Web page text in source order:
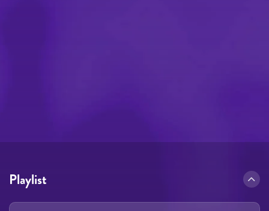
Playlist